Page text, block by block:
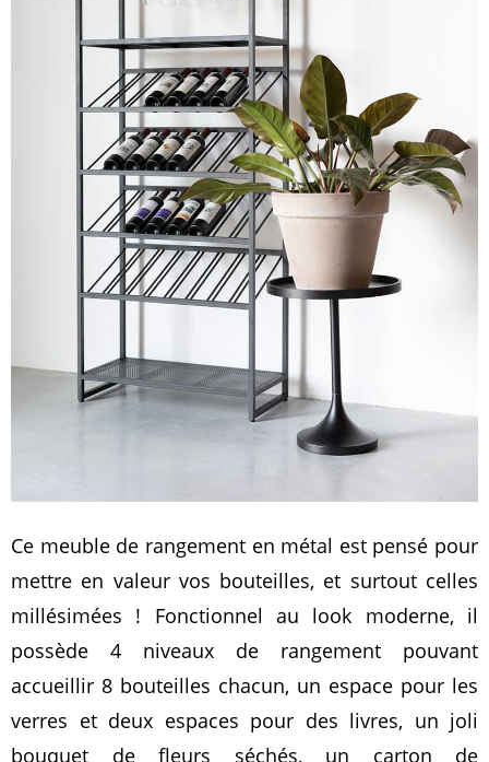
Ce meuble de rangement en métal est pensé pour
mettre en valeur vos bouteilles, et surtout celles
millésimées ! Fonctionnel au look moderne, il
possède 4 niveaux de rangement pouvant
accueillir 8 bouteilles chacun, un espace pour les
verres et deux espaces pour des livres, un joli
bouquet de fleurs séchés, un carton de